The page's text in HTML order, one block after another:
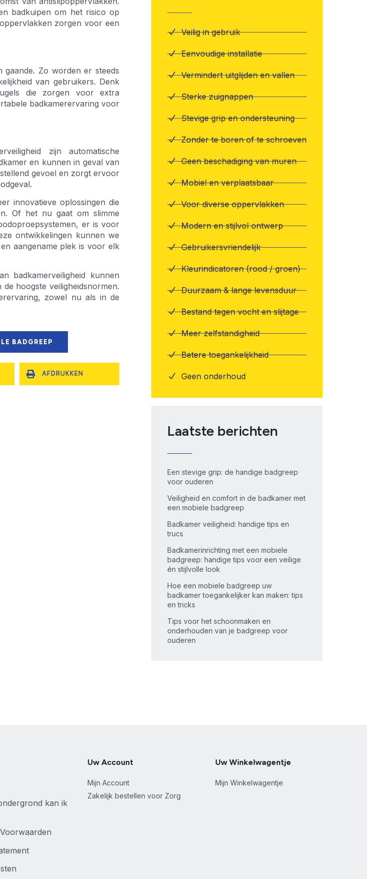
badkuipen om het risico op
zorgen voor een
gaande. Zo worden er steeds
van gebruikers. Denk
die zorgen voor extra
badkamerervaring voor
zijn automatische
en kunnen in geval van
gevoel en zorgt ervoor
innovatieve oplossingen die
Of het nu gaat om slimme
er is voor
ontwikkelingen kunnen we
aangename plek is voor elk
badkamerveiligheid kunnen
hoogste veiligheidsnormen.
zowel nu als in de
BADGREEP
AFDRUKKEN
Veilig in gebruik
Eenvoudige installatie
Vermindert uitglijden en vallen
Sterke zuignappen
Stevige grip en ondersteuning
Zonder te boren of te schroeven
Geen beschadiging van muren
Mobiel en verplaatsbaar
Voor diverse oppervlakken
Modern en stijlvol ontwerp
Gebruikersvriendelijk
Kleurindicatoren (rood / groen)
Duurzaam & lange levensduur
Bestand tegen vocht en slijtage
Meer zelfstandigheid
Betere toegankelijkheid
Geen onderhoud
Laatste berichten
Een stevige grip: de handige badgreep
voor ouderen
Veiligheid en comfort in de badkamer met
een mobiele badgreep
Badkamer veiligheid: handige tips en
trucs
Badkamerinrichting met een mobiele
badgreep: handige tips voor een veilige
én stijlvolle look
Hoe een mobiele badgreep uw
badkamer toegankelijker kan maken: tips
en tricks
Tips voor het schoonmaken en
onderhouden van je badgreep voor
ouderen
kan ik
Uw Account
Mijn Account
Zakelijk bestellen voor Zorg
Uw Winkelwagentje
Mijn Winkelwagentje